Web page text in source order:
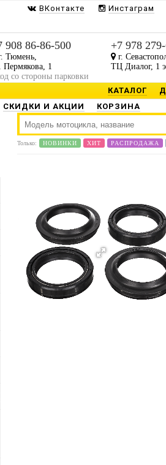
ВКонтакте Инстаграм
908 86-86-500
Тюмень,
Пермякова, 1
со стороны парковки
+7 978
г.
ТЦ Диалог, 1
КАТАЛОГ
СКИДКИ И АКЦИИ КОРЗИНА
Только: НОВИНКИ ХИТ РАСПРОДАЖА